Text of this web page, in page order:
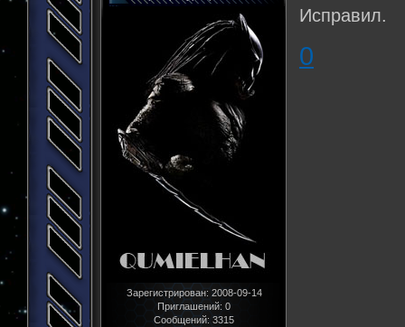
Зарегистрирован: 2008-09-14
Приглашений: 0
Сообщений: 3315
Исправил.
0